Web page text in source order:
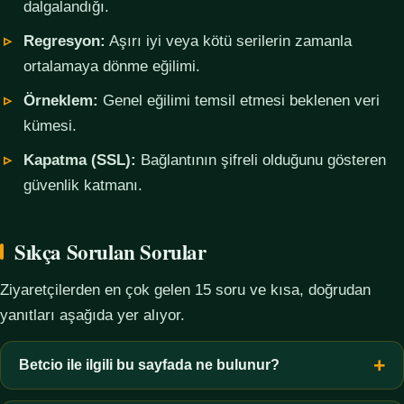
dalgalandığı.
Regresyon: Aşırı iyi veya kötü serilerin zamanla
ortalamaya dönme eğilimi.
Örneklem: Genel eğilimi temsil etmesi beklenen veri
kümesi.
Kapatma (SSL): Bağlantının şifreli olduğunu gösteren
güvenlik katmanı.
Sıkça Sorulan Sorular
Ziyaretçilerden en çok gelen 15 soru ve kısa, doğrudan
yanıtları aşağıda yer alıyor.
Betcio ile ilgili bu sayfada ne bulunur?
Bu sayfada yalnızca kavramsal bilgi, terim açıklamaları, veri